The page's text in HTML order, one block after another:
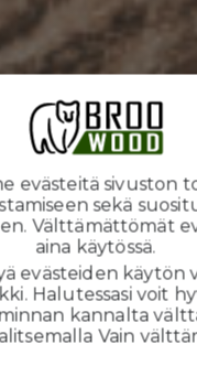
evästeitä sivuston
sekä
Välttämättömät
aina käytössä.
evästeiden käytön
Halutessasi voit
kannalta
Vain